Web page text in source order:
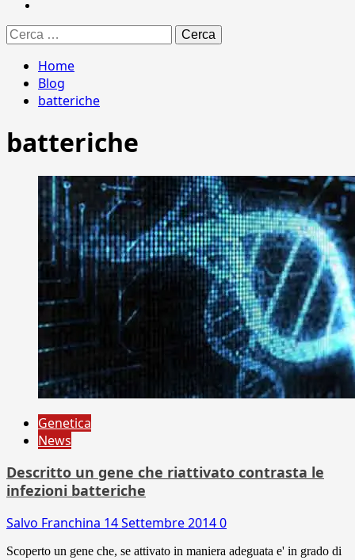
Ricerca
per:
Home
Blog
batteriche
batteriche
Genetica
News
Descritto un gene che riattivato contrasta le
infezioni batteriche
Salvo Franchina 14 Settembre 20140
Scoperto un gene che, se attivato in maniera adeguata e' in grado di